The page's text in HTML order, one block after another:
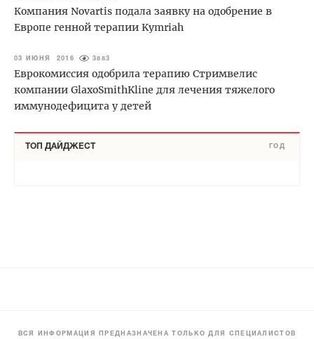
Компания Novartis подала заявку на одобрение в
Европе генной терапии Kymriah
03 ИЮНЯ 2016 3883
Еврокомиссия одобрила терапию Стримвелис
компании GlaxoSmithKline для лечения тяжелого
иммунодефицита у детей
ТОП ДАЙДЖЕСТ ГОД
ВСЯ ИНФОРМАЦИЯ ПРЕДНАЗНАЧЕНА ТОЛЬКО ДЛЯ СПЕЦИАЛИСТОВ